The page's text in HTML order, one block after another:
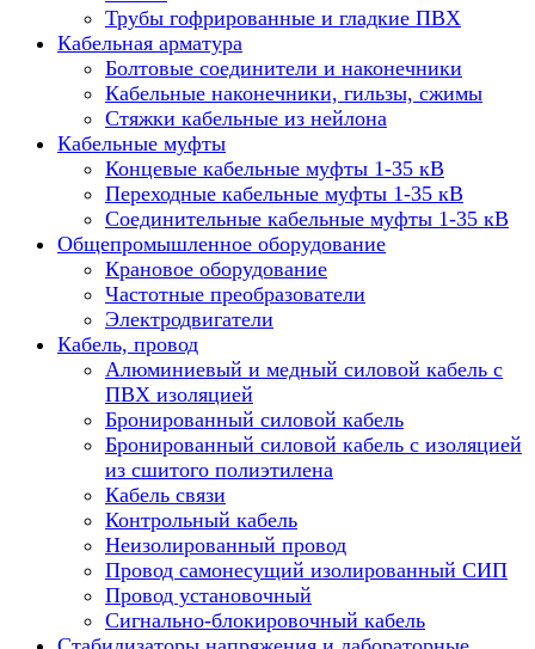
Трубы гофрированные и гладкие ПВХ
Кабельная арматура
Болтовые соединители и наконечники
Кабельные наконечники, гильзы, сжимы
Стяжки кабельные из нейлона
Кабельные муфты
Концевые кабельные муфты 1-35 кВ
Переходные кабельные муфты 1-35 кВ
Соединительные кабельные муфты 1-35 кВ
Общепромышленное оборудование
Крановое оборудование
Частотные преобразователи
Электродвигатели
Кабель, провод
Алюминиевый и медный силовой кабель с
ПВХ изоляцией
Бронированный силовой кабель
Бронированный силовой кабель с изоляцией
из сшитого полиэтилена
Кабель связи
Контрольный кабель
Неизолированный провод
Провод самонесущий изолированный СИП
Провод установочный
Сигнально-блокировочный кабель